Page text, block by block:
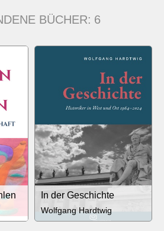
BÜCHER: 6
In der Geschichte
Wolfgang Hardtwig